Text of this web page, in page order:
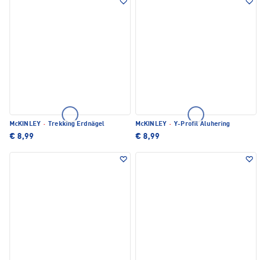
McKINLEY · Trekking Erdnägel
€ 8,99
McKINLEY · Y-Profil Aluhering
€ 8,99